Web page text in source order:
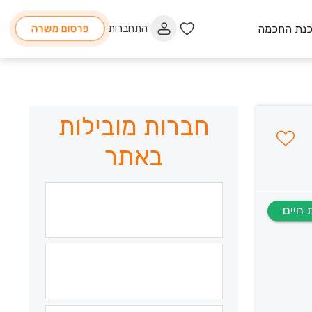
החכמה התחברות פרסום משרה
חברות מובילות
באתר